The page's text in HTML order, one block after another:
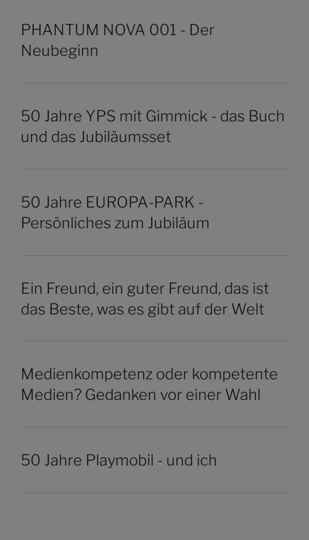
PHANTUM NOVA 001 - Der
Neubeginn
50 Jahre YPS mit Gimmick - das Buch
und das Jubiläumsset
50 Jahre EUROPA-PARK -
Persönliches zum Jubiläum
Ein Freund, ein guter Freund, das ist
das Beste, was es gibt auf der Welt
Medienkompetenz oder kompetente
Medien? Gedanken vor einer Wahl
50 Jahre Playmobil - und ich